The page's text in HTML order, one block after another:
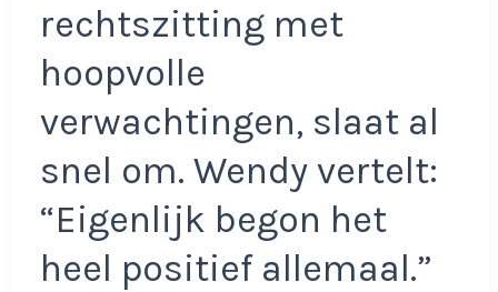
rechtszitting met
hoopvolle
verwachtingen, slaat al
snel om. Wendy vertelt:
“Eigenlijk begon het
heel positief allemaal.”